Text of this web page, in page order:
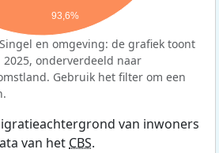
93,6%
en omgeving: de grafiek toont
onderverdeeld naar
Gebruik het filter om een
van inwoners
van het CBS.